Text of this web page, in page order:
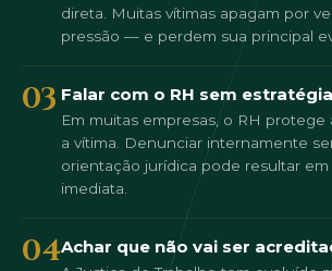
direta. Muitas vítimas apagam por
pressão — e perdem sua principal
03 Falar com o RH sem estratégia
Em muitas empresas, o RH
a vítima. Denunciar internamente
orientação jurídica pode resultar em
imediata.
04Achar que não vai ser